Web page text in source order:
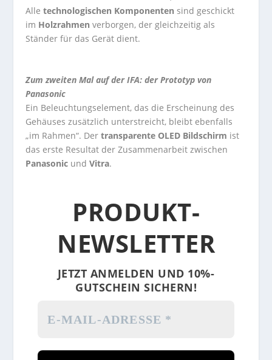
Alletechnologischen Komponenten sind geschickt
im Holzrahmenverborgen, der gleichzeitig als
Ständer für das Gerät dient.
Zum zweiten Mal auf der IFA: der Prototyp von
Panasonic
Ein Beleuchtungselement, das die Erscheinung des
Gehäuses zusätzlich unterstreicht, bleibt ebenfalls
„im Rahmen“. Der transparente OLED Bildschirm ist
das erste Resultat der Zusammenarbeit zwischen
Panasonic undVitra.
PRODUKT-
NEWSLETTER
JETZT ANMELDEN UND 10%-
GUTSCHEIN SICHERN!